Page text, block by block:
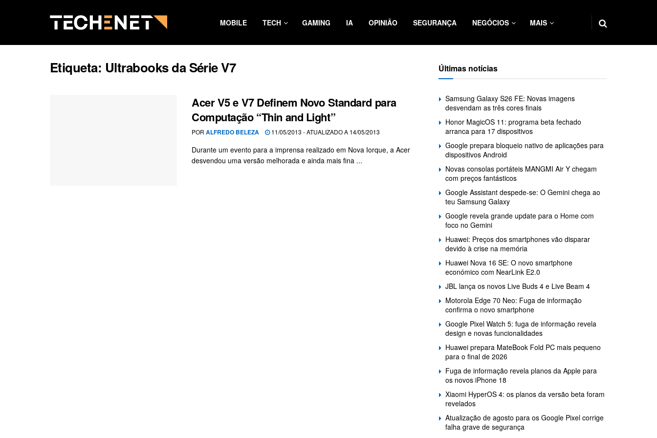
MOBILE TECH GAMING IA OPINIÃO SEGURANÇA NEGÓCIOS MAIS
Etiqueta: Ultrabooks da Série V7
Acer V5 e V7 Definem Novo Standard para
Computação “Thin and Light”
POR ALFREDO BELEZA 11/05/2013 - ATUALIZADO A 14/05/2013
Durante um evento para a imprensa realizado em Nova Iorque, a Acer
desvendou uma versão melhorada e ainda mais fina ...
Últimas notícias
Samsung Galaxy S26 FE: Novas imagens
desvendam as três cores finais
Honor MagicOS 11: programa beta fechado
arranca para 17 dispositivos
Google prepara bloqueio nativo de aplicações para
dispositivos Android
Novas consolas portáteis MANGMI Air Y chegam
com preços fantásticos
Google Assistant despede-se: O Gemini chega ao
teu Samsung Galaxy
Google revela grande update para o Home com
foco no Gemini
Huawei: Preços dos smartphones vão disparar
devido à crise na memória
Huawei Nova 16 SE: O novo smartphone
económico com NearLink E2.0
JBL lança os novos Live Buds 4 e Live Beam 4
Motorola Edge 70 Neo: Fuga de informação
confirma o novo smartphone
Google Pixel Watch 5: fuga de informação revela
design e novas funcionalidades
Huawei prepara MateBook Fold PC mais pequeno
para o final de 2026
Fuga de informação revela planos da Apple para
os novos iPhone 18
Xiaomi HyperOS 4: os planos da versão beta foram
revelados
Atualização de agosto para os Google Pixel corrige
falha grave de segurança